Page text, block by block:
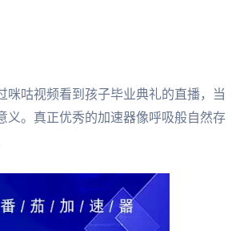
咪咕视频看到孩子毕业典礼的直播，当
。真正优秀的加速器像呼吸般自然存